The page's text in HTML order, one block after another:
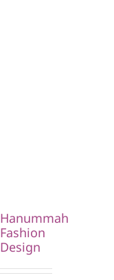
Hanummah
Fashion
Design